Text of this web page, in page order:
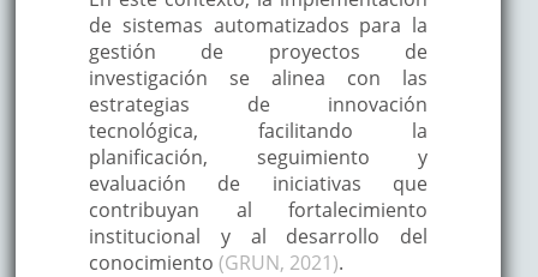
de sistemas automatizados para la
gestión de proyectos de
investigación se alinea con las
estrategias de innovación
tecnológica, facilitando la
planificación, seguimiento y
evaluación de iniciativas que
contribuyan al fortalecimiento
institucional y al desarrollo del
conocimiento (GRUN, 2021).